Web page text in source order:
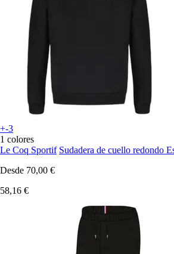
+-3
1 colores
Le Coq Sportif Sudadera de cuello redondo
Desde 70,00 €
58,16 €